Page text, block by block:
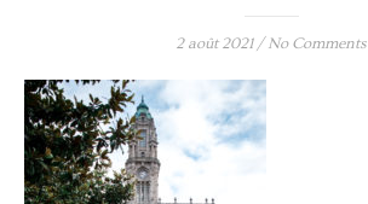
2 août 2021 / No Comments